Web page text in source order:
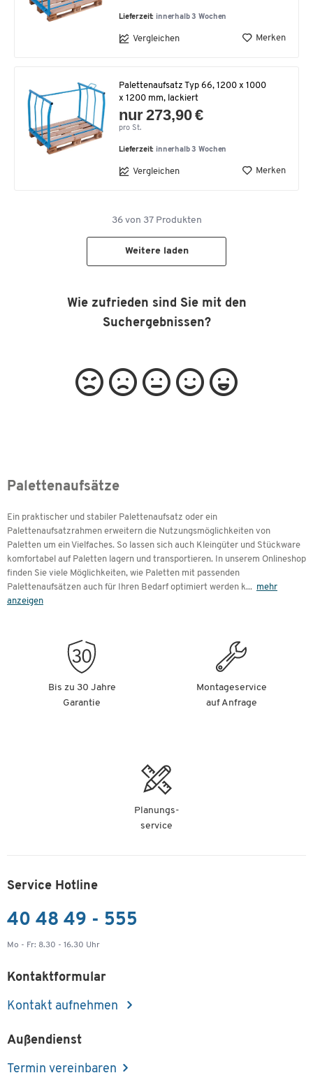
Lieferzeit: innerhalb 3 Wochen
Vergleichen Merken
Palettenaufsatz Typ 66, 1200 x 1000
x 1200 mm, lackiert
nur 273,90 €
pro St.
Lieferzeit: innerhalb 3 Wochen
Vergleichen Merken
36von 37Produkten
Weitere laden
Wie zufrieden sind Sie mit den
Suchergebnissen?
Palettenaufsätze
Ein praktischer und stabiler Palettenaufsatz oder ein
Palettenaufsatzrahmen erweitern die Nutzungsmöglichkeiten von
Paletten um ein Vielfaches. So lassen sich auch Kleingüter und Stückware
komfortabel auf Paletten lagern und transportieren. In unserem Onlineshop
finden Sie viele Möglichkeiten, wie Paletten mit passenden
Palettenaufsätzen auch für Ihren Bedarf optimiert werden k... mehr
anzeigen
Bis zu 30 Jahre
Garantie
Montageservice
auf Anfrage
Planungs-
service
Service Hotline
40 48 49 - 555
Mo - Fr: 8.30 - 16.30 Uhr
Kontaktformular
Kontakt aufnehmen
Außendienst
Termin vereinbaren